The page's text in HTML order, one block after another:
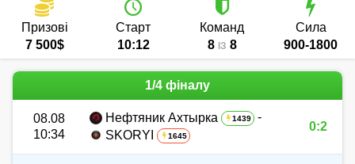
Призові
7 500$
Старт
10:12
Команд
8 ІЗ 8
Сила
900-1800
1/4 фіналу
08.08
10:34
Нефтяник Ахтырка 1439
-
SKORYI
1645
0:2